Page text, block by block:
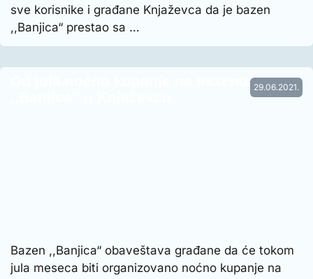
sve korisnike i građane Knjaževca da je bazen
,,Banjica“ prestao sa …
29.06.2021.
Bazen ,,Banjica“ obaveštava građane da će tokom
jula meseca biti organizovano noćno kupanje na